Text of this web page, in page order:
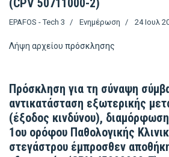
EPAFOS - Tech 3 Ενημέρωση 24 Ιουλ
Λήψη αρχείου πρόσκλησης
Πρόσκληση για τη σύναψη
αντικατάσταση εξωτερικής
(έξοδος κινδύνου),
1ου ορόφου Παθολογικής
στεγάστρου έμπροσθεν